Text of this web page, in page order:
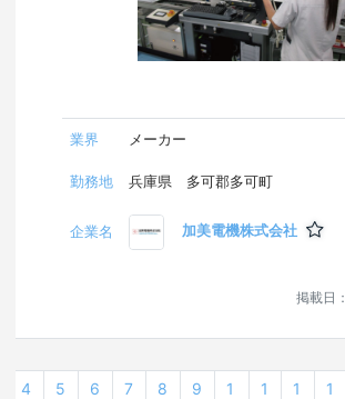
業界 メーカー
勤務地 兵庫県 多可郡多可町
企業名 加美電機株式会社
掲載日：
4 5 6 7 8 9
1
1
1
1